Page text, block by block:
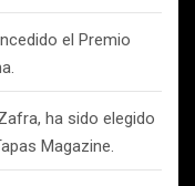
el Premio
ha sido elegido
Magazine.